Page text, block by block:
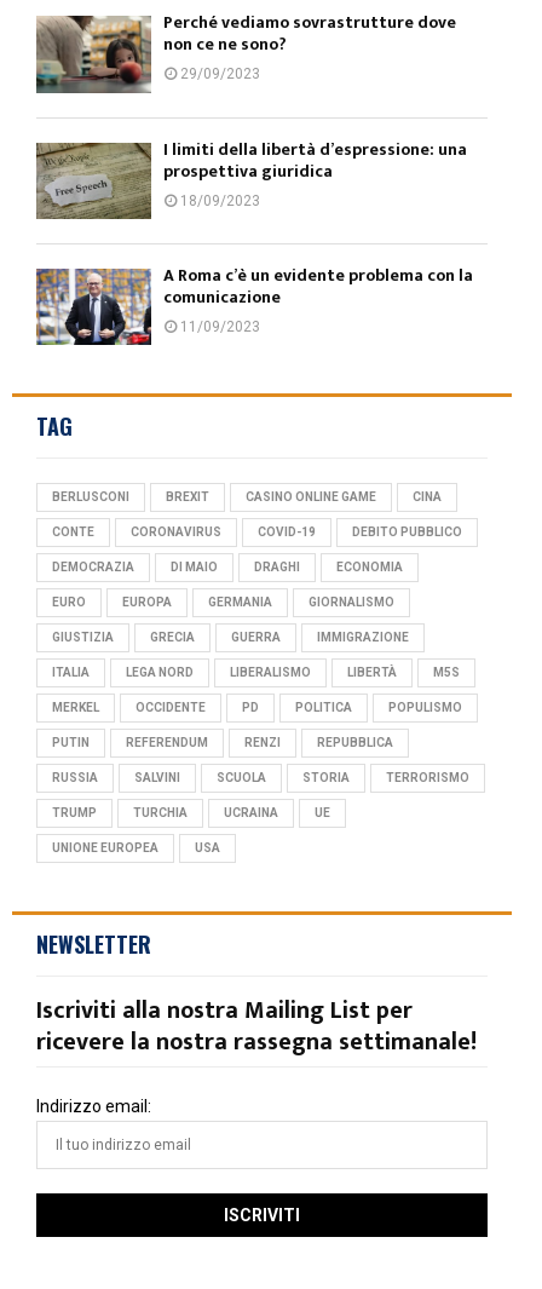
Perché vediamo sovrastrutture dove
non ce ne sono?
29/09/2023
I limiti della libertà d’espressione: una
prospettiva giuridica
18/09/2023
A Roma c’è un evidente problema con la
comunicazione
11/09/2023
TAG
BERLUSCONI BREXIT CASINO ONLINE GAME CINA
CONTE CORONAVIRUS COVID-19 DEBITO PUBBLICO
DEMOCRAZIA DI MAIO DRAGHI ECONOMIA
EURO EUROPA GERMANIA GIORNALISMO
GIUSTIZIA GRECIA GUERRA IMMIGRAZIONE
ITALIA LEGA NORD LIBERALISMO LIBERTÀ M5S
MERKEL OCCIDENTE PD POLITICA POPULISMO
PUTIN REFERENDUM RENZI REPUBBLICA
RUSSIA SALVINI SCUOLA STORIA TERRORISMO
TRUMP TURCHIA UCRAINA UE
UNIONE EUROPEA USA
NEWSLETTER
Iscriviti alla nostra Mailing List per
ricevere la nostra rassegna settimanale!
Indirizzo email: